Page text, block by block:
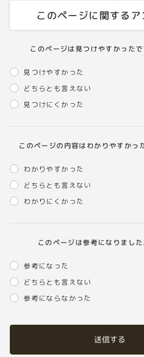
このページに関するア
このページは見つけやすかったで
見つけやすかった
どちらとも言えない
見つけにくかった
このページの内容はわかりやすかっ
わかりやすかった
どちらとも言えない
わかりにくかった
このページは参考になりました
参考になった
どちらとも言えない
参考にならなかった
送信する